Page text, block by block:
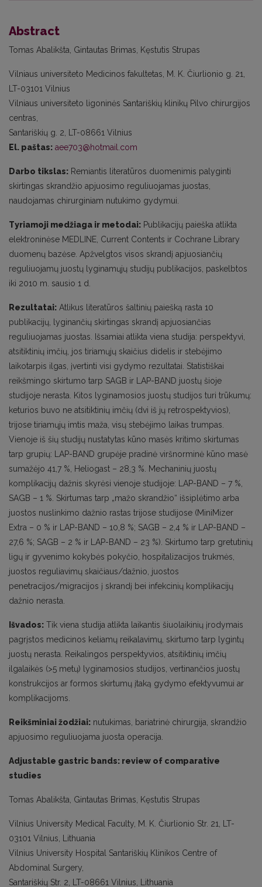
Abstract
Tomas Abalikšta, Gintautas Brimas, Kęstutis Strupas
Vilniaus universiteto Medicinos fakultetas, M. K. Čiurlionio g. 21,
LT-03101 Vilnius
Vilniaus universiteto ligoninės Santariškių klinikų Pilvo chirurgijos
centras,
Santariškių g. 2, LT-08661 Vilnius
El. paštas: aee703@hotmail.com
Darbo tikslas: Remiantis literatūros duomenimis palyginti
skirtingas skrandžio apjuosimo reguliuojamas juostas,
naudojamas chirurginiam nutukimo gydymui.
Tyriamoji medžiaga ir metodai: Publikacijų paieška atlikta
elektroninėse MEDLINE, Current Contents ir Cochrane Library
duomenų bazėse. Apžvelgtos visos skrandį apjuosiančių
reguliuojamų juostų lyginamųjų studijų publikacijos, paskelbtos
iki 2010 m. sausio 1 d.
Rezultatai: Atlikus literatūros šaltinių paiešką rasta 10
publikacijų, lyginančių skirtingas skrandį apjuosiančias
reguliuojamas juostas. Išsamiai atlikta viena studija: perspektyvi,
atsitiktinių imčių, jos tiriamųjų skaičius didelis ir stebėjimo
laikotarpis ilgas, įvertinti visi gydymo rezultatai. Statistiškai
reikšmingo skirtumo tarp SAGB ir LAP-BAND juostų šioje
studijoje nerasta. Kitos lyginamosios juostų studijos turi trūkumų:
keturios buvo ne atsitiktinių imčių (dvi iš jų retrospektyvios),
trijose tiriamųjų imtis maža, visų stebėjimo laikas trumpas.
Vienoje iš šių studijų nustatytas kūno masės kritimo skirtumas
tarp grupių: LAP-BAND grupėje pradinė viršnorminė kūno masė
sumažėjo 41,7 %, Heliogast – 28,3 %. Mechaninių juostų
komplikacijų dažnis skyrėsi vienoje studijoje: LAP-BAND – 7 %,
SAGB – 1 %. Skirtumas tarp „mažo skrandžio“ išsiplėtimo arba
juostos nuslinkimo dažnio rastas trijose studijose (MiniMizer
Extra – 0 % ir LAP-BAND – 10,8 %; SAGB – 2,4 % ir LAP-BAND –
27,6 %; SAGB – 2 % ir LAP-BAND – 23 %). Skirtumo tarp gretutinių
ligų ir gyvenimo kokybės pokyčio, hospitalizacijos trukmės,
juostos reguliavimų skaičiaus/dažnio, juostos
penetracijos/migracijos į skrandį bei infekcinių komplikacijų
dažnio nerasta.
Išvados: Tik viena studija atlikta laikantis šiuolaikinių įrodymais
pagrįstos medicinos keliamų reikalavimų, skirtumo tarp lygintų
juostų nerasta. Reikalingos perspektyvios, atsitiktinių imčių
ilgalaikės (>5 metų) lyginamosios studijos, vertinančios juostų
konstrukcijos ar formos skirtumų įtaką gydymo efektyvumui ar
komplikacijoms.
Reikšminiai žodžiai: nutukimas, bariatrinė chirurgija, skrandžio
apjuosimo reguliuojama juosta operacija.
Adjustable gastric bands: review of comparative
studies
Tomas Abalikšta, Gintautas Brimas, Kęstutis Strupas
Vilnius University Medical Faculty, M. K. Čiurlionio Str. 21, LT-
03101 Vilnius, Lithuania
Vilnius University Hospital Santariškių Klinikos Centre of
Abdominal Surgery,
Santariškių Str. 2, LT-08661 Vilnius, Lithuania